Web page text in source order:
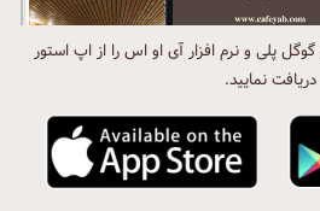
گوگل پلی و نرم افزار آی او اس را از اپ استور
دریافت نمایید.